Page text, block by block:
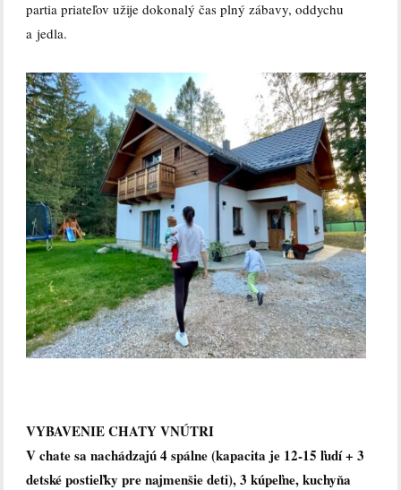
partia priateľov užije dokonalý čas plný zábavy, oddychu
a jedla.
VYBAVENIE CHATY VNÚTRI
V chate sa nachádzajú 4 spálne (kapacita je 12-15 ľudí + 3
detské postieľky pre najmenšie deti), 3 kúpeľne, kuchyňa